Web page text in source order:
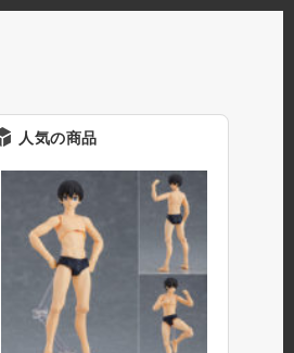
人気の商品